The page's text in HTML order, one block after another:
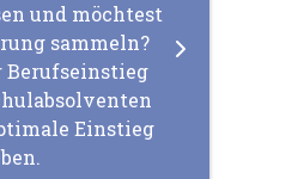
und möchtest
sammeln?
Berufseinstieg
Einstieg